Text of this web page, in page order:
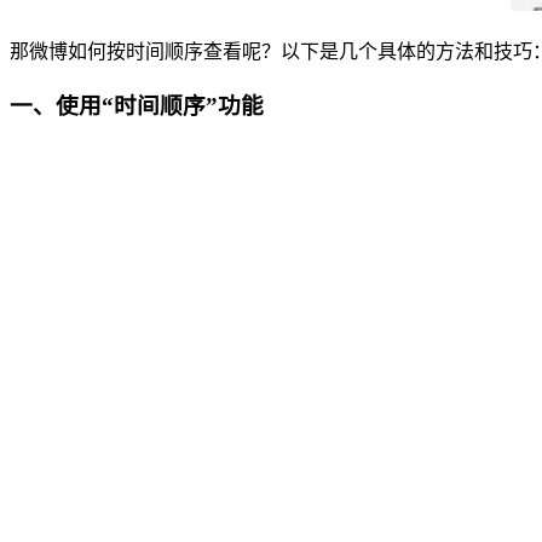
那微博如何按时间顺序查看呢？以下是几个具体的方法和技巧
一、使用“时间顺序”功能